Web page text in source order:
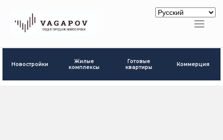
Новостройки
Жилые
комплексы
Готовые
квартиры
Коммерция